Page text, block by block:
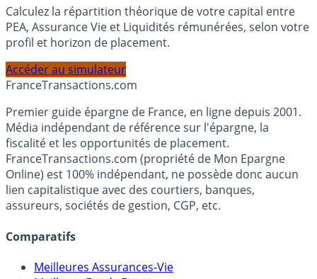
Simulateur d'Allocation
Calculez la répartition théorique de votre capital entre
profil et horizon de placement.
FranceTransactions.com
Premier guide épargne de France, en ligne depuis 2001.
Média indépendant de référence sur l'épargne, la
fiscalité et les opportunités de placement.
FranceTransactions.com (propriété de Mon Epargne
Online) est 100% indépendant, ne possède donc aucun
assureurs, sociétés de gestion, CGP, etc.
Comparatifs